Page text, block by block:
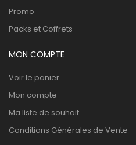
Promo
Packs et Coffrets
MON COMPTE
Voir le panier
Mon compte
Ma liste de souhait
Conditions Générales de Vente